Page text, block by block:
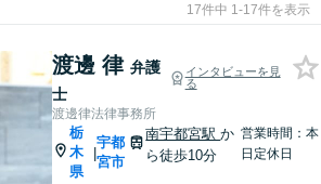
17件中 1-17件を表示
渡邊 律 弁護
士
インタビューを見
る
渡邊律法律事務所
栃
木
県
|
宇都
宮市
南宇都宮駅か
ら徒歩10分
営業時間：本
日定休日